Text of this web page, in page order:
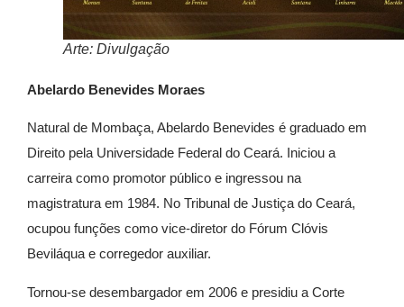
Arte: Divulgação
Abelardo Benevides Moraes
Natural de Mombaça, Abelardo Benevides é graduado em
Direito pela Universidade Federal do Ceará. Iniciou a
carreira como promotor público e ingressou na
magistratura em 1984. No Tribunal de Justiça do Ceará,
ocupou funções como vice-diretor do Fórum Clóvis
Beviláqua e corregedor auxiliar.
Tornou-se desembargador em 2006 e presidiu a Corte